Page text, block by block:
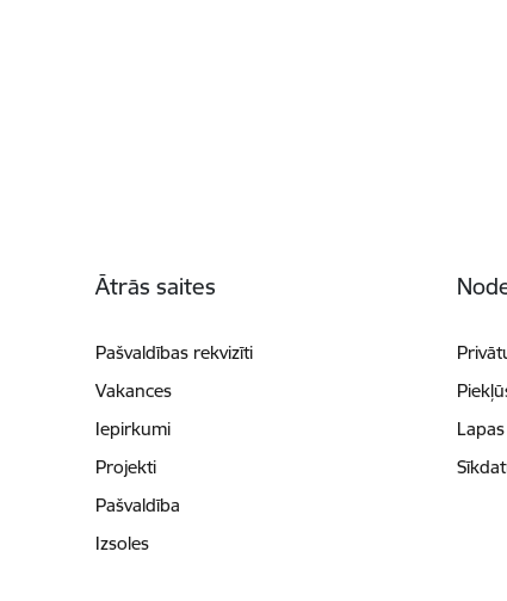
Ātrās saites
Pašvaldības rekvizīti
Vakances
Iepirkumi
Projekti
Pašvaldība
Izsoles